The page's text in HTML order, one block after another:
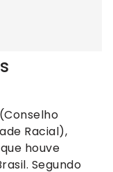
Racial),
houve
Segundo